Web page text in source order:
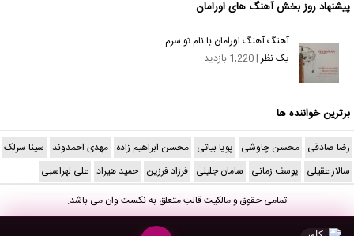
پیشنهاد روز بخش آهنگ های اورامان
آهنگ آهنگ اورامان با نام تو سرم
يک نظر | 1,220 بازدید
برترین خواننده ها
رضا صادقی محسن چاوشی پویا بیاتی محسن ابراهیم زاده مهدی احمدوند سینا سرلک
سالار عقیلی یوسف زمانی سامان جلیلی فرزاد فرزین حمید هیراد علی لهراسبی
تمامی حقوق و مالکیت قالب متعلق بهنکست وانمی باشد.